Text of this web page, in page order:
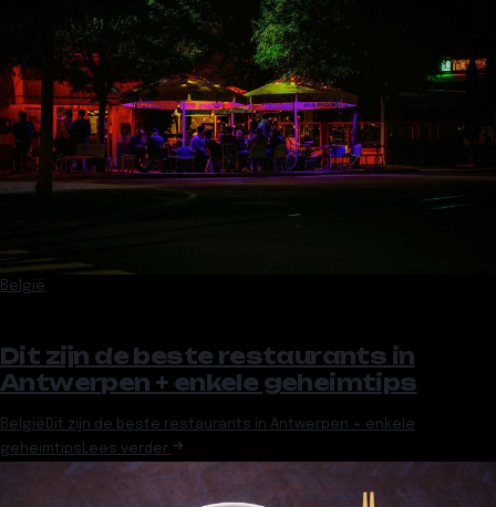
België
Dit zijn de beste restaurants in
Antwerpen + enkele geheimtips
België Dit zijn de beste restaurants in Antwerpen + enkele
geheimtips Lees verder